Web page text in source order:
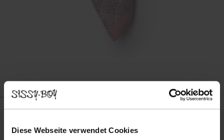
Diese Webseite verwendet Cookies
Geschirrtuch aus Baumwolle mit Herz-Print - lila
7.99